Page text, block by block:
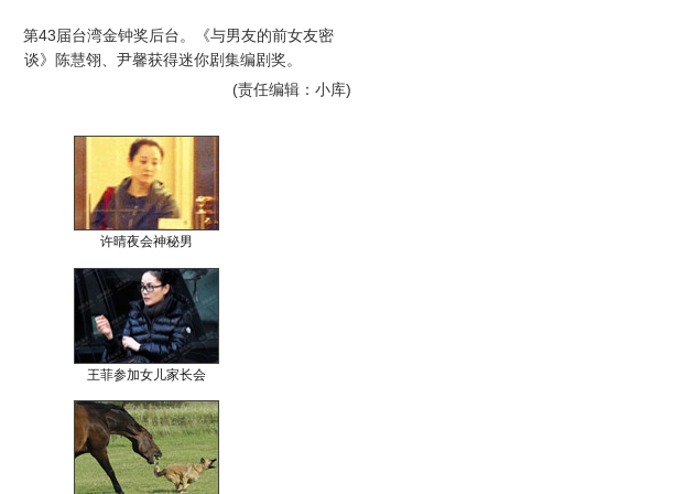
第43届台湾金钟奖后台。《与男友的前女友密
谈》陈慧翎、尹馨获得迷你剧集编剧奖。
(责任编辑：小库)
许晴夜会神秘男
王菲参加女儿家长会